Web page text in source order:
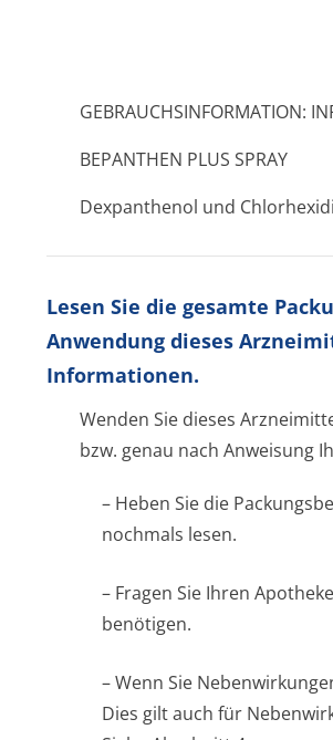
GEBRAUCHSINFORMATION:
BEPANTHEN PLUS SPRAY
Dexpanthenol und
Lesen Sie die gesamte
Anwendung dieses
Informationen.
Wenden Sie dieses
bzw. genau nach Anweisung
– Heben Sie die
nochmals lesen.
– Fragen Sie Ihren
benötigen.
– Wenn Sie
Dies gilt auch für